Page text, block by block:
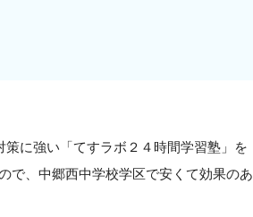
に強い「てすラボ２４時間学習塾」を
で、中郷西中学校学区で安くて効果のあ